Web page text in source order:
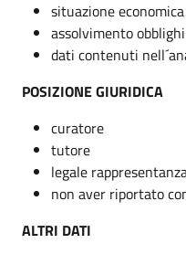
situazione economica
assolvimento
dati contenuti
POSIZIONE GIURIDICA
curatore
tutore
legale
non aver riportato
ALTRI DATI